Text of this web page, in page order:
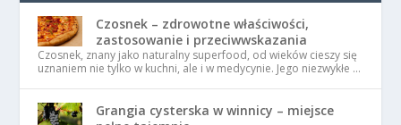
Czosnek – zdrowotne właściwości,
zastosowanie i przeciwwskazania
Czosnek, znany jako naturalny superfood, od wieków cieszy się
uznaniem nie tylko w kuchni, ale i w medycynie. Jego niezwykłe …
Grangia cysterska w winnicy – miejsce